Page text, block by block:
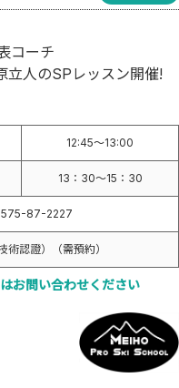
コーチ
立人のSPレッスン開催!
12:45～13:00
13：30〜15：30
87-2227
認證）（需預約）
お問い合わせください